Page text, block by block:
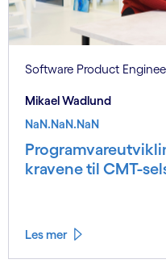
Software Product
Mikael Wadlund
NaN.NaN.NaN
kravene til CMT-
Les mer